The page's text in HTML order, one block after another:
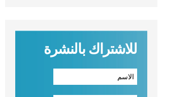
للاشتراك بالنشرة